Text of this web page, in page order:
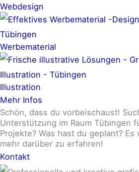
Webdesign
Werbematerial
Illustration
Mehr Infos
Schön, dass du vorbeischaust!
Unterstützung im Raum Tübingen
Projekte? Was hast du geplant? Es
mehr darüber zu erfahren!
Kontakt